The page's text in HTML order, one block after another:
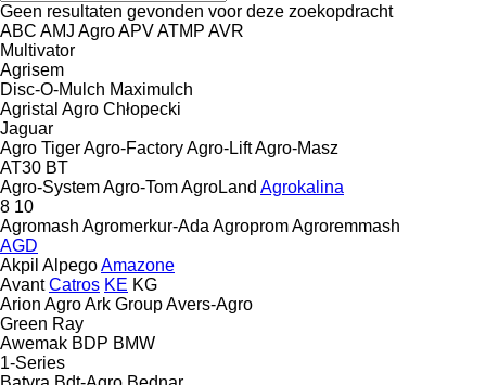
Geen resultaten gevonden voor deze zoekopdracht
ABC AMJ AgroAPVATMP AVR
Multivator
Agrisem
Disc-O-Mulch Maximulch
Agristal Agro Chłopecki
Jaguar
Agro TigerAgro-FactoryAgro-LiftAgro-Masz
AT30 BT
Agro-SystemAgro-TomAgroLand Agrokalina
8 10
Agromash Agromerkur-Ada AgropromAgroremmash
AGD
Akpil AlpegoAmazone
Avant Catros KE KG
Arion AgroArk GroupAvers-Agro
Green Ray
Awemak BDP BMW
1-Series